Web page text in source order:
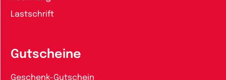
Lastschrift
Gutscheine
Geschenk-Gutschein